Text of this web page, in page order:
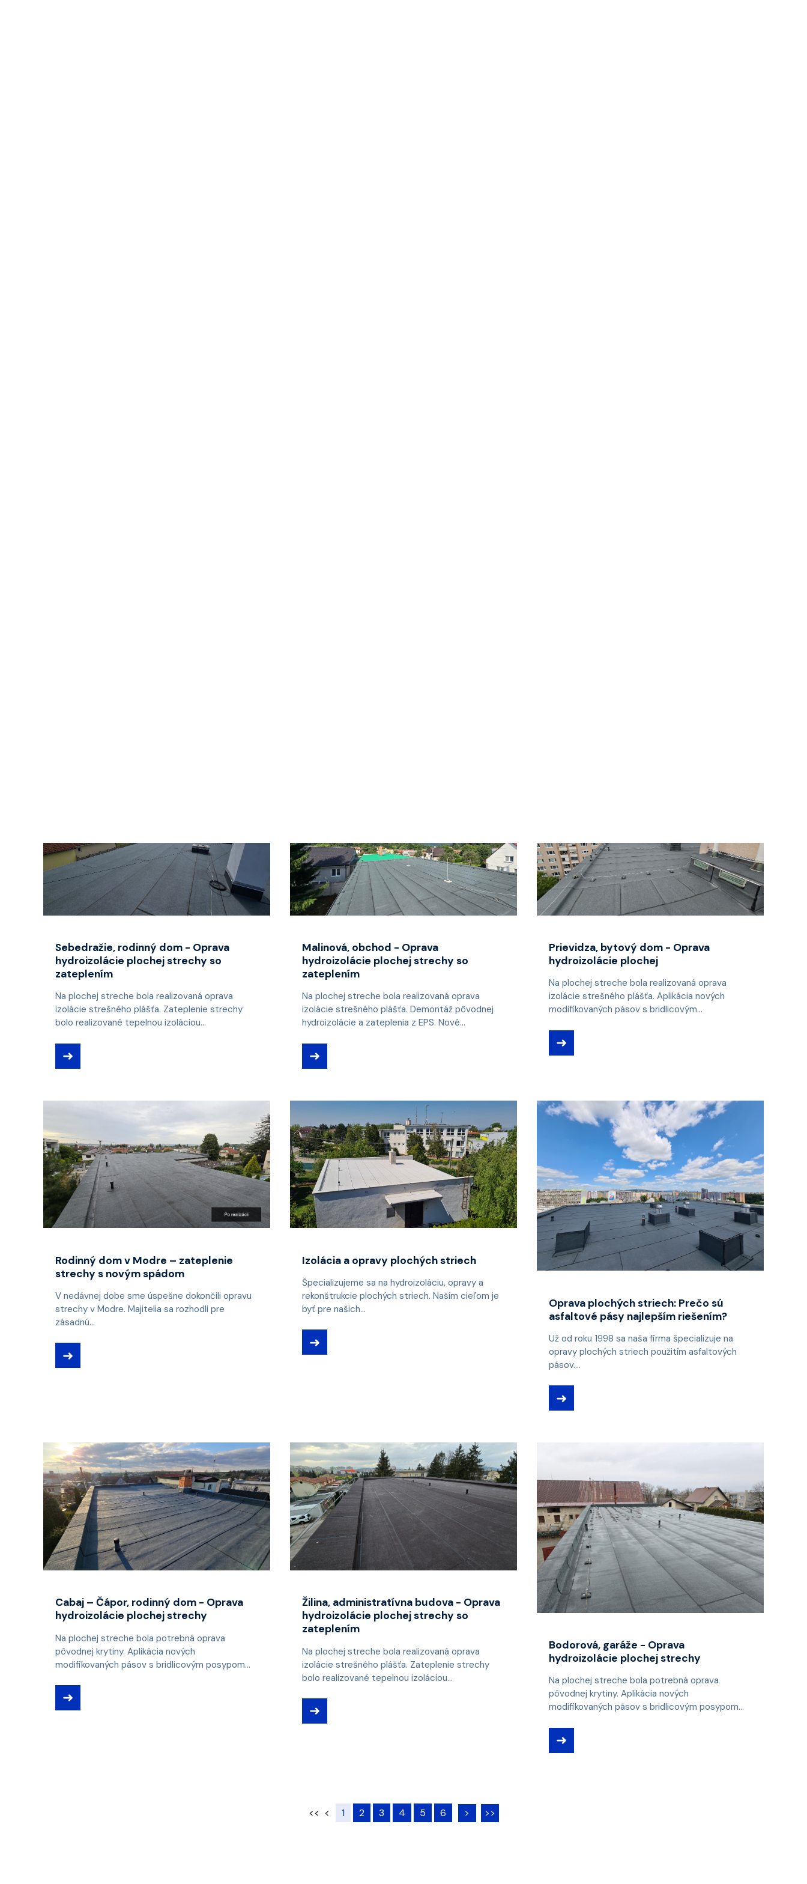
Sebedražie, rodinný dom - Oprava
hydroizolácie plochej strechy so
zateplením
Na plochej streche bola realizovaná oprava
izolácie strešného plášťa. Zateplenie strechy
bolo realizované tepelnou izoláciou...
➜
Malinová, obchod - Oprava
hydroizolácie plochej strechy so
zateplením
Na plochej streche bola realizovaná oprava
izolácie strešného plášťa. Demontáž pôvodnej
hydroizolácie a zateplenia z EPS. Nové...
➜
Prievidza, bytový dom - Oprava
hydroizolácie plochej
Na plochej streche bola realizovaná oprava
izolácie strešného plášťa. Aplikácia nových
modifikovaných pásov s bridlicovým...
➜
Rodinný dom v Modre – zateplenie
strechy s novým spádom
V nedávnej dobe sme úspešne dokončili opravu
strechy v Modre. Majitelia sa rozhodli pre
zásadnú...
➜
Izolácia a opravy plochých striech
Špecializujeme sa na hydroizoláciu, opravy a
rekonštrukcie plochých striech. Naším cieľom je
byť pre našich...
➜
Oprava plochých striech: Prečo sú
asfaltové pásy najlepším riešením?
Už od roku 1998 sa naša firma špecializuje na
opravy plochých striech použitím asfaltových
pásov....
➜
Cabaj – Čápor, rodinný dom - Oprava
hydroizolácie plochej strechy
Na plochej streche bola potrebná oprava
pôvodnej krytiny. Aplikácia nových
modifikovaných pásov s bridlicovým posypom...
➜
Žilina, administratívna budova - Oprava
hydroizolácie plochej strechy so
zateplením
Na plochej streche bola realizovaná oprava
izolácie strešného plášťa. Zateplenie strechy
bolo realizované tepelnou izoláciou...
➜
Bodorová, garáže - Oprava
hydroizolácie plochej strechy
Na plochej streche bola potrebná oprava
pôvodnej krytiny. Aplikácia nových
modifikovaných pásov s bridlicovým posypom...
➜
<< < 1 2 3 4 5 6 > >>